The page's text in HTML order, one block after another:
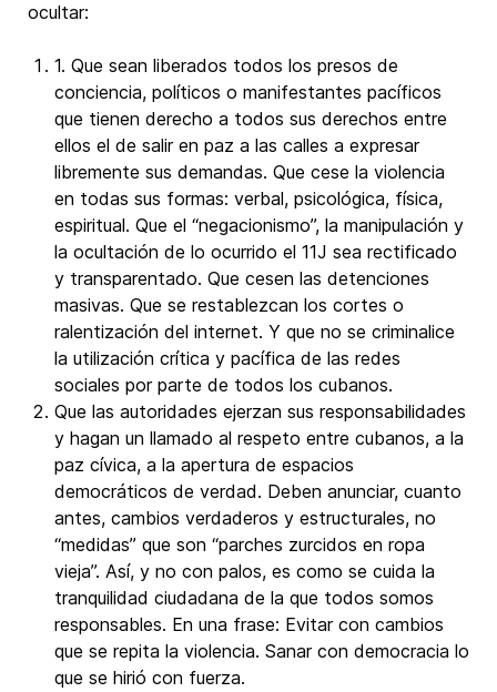
ocultar:
1. Que sean liberados todos los presos de
conciencia, políticos o manifestantes pacíficos
que tienen derecho a todos sus derechos entre
ellos el de salir en paz a las calles a expresar
libremente sus demandas. Que cese la violencia
en todas sus formas: verbal, psicológica, física,
espiritual. Que el “negacionismo”, la manipulación y
la ocultación de lo ocurrido el 11J sea rectificado
y transparentado. Que cesen las detenciones
masivas. Que se restablezcan los cortes o
ralentización del internet. Y que no se criminalice
la utilización crítica y pacífica de las redes
sociales por parte de todos los cubanos.
Que las autoridades ejerzan sus responsabilidades
y hagan un llamado al respeto entre cubanos, a la
paz cívica, a la apertura de espacios
democráticos de verdad. Deben anunciar, cuanto
antes, cambios verdaderos y estructurales, no
“medidas” que son “parches zurcidos en ropa
vieja”. Así, y no con palos, es como se cuida la
tranquilidad ciudadana de la que todos somos
responsables. En una frase: Evitar con cambios
que se repita la violencia. Sanar con democracia lo
que se hirió con fuerza.